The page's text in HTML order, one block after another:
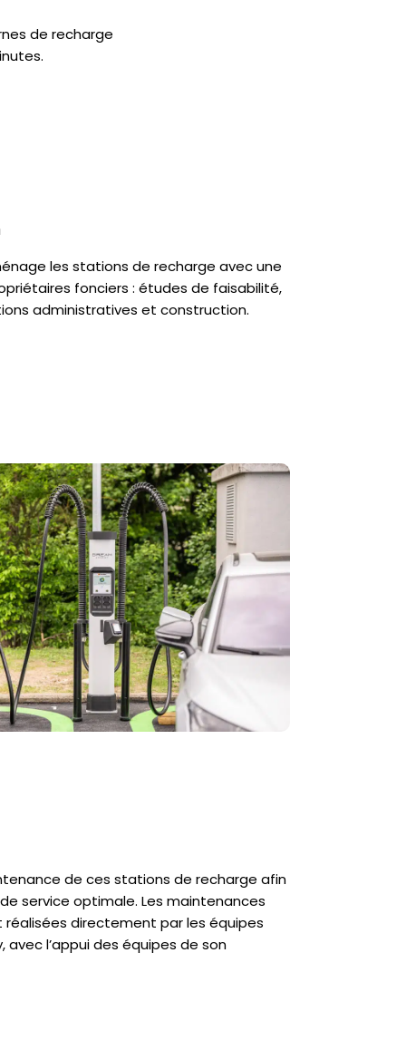
de recharge
les stations de recharge avec une
fonciers : études de faisabilité,
administratives et construction.
de ces stations de recharge afin
service optimale. Les maintenances
directement par les équipes
avec l’appui des équipes de son